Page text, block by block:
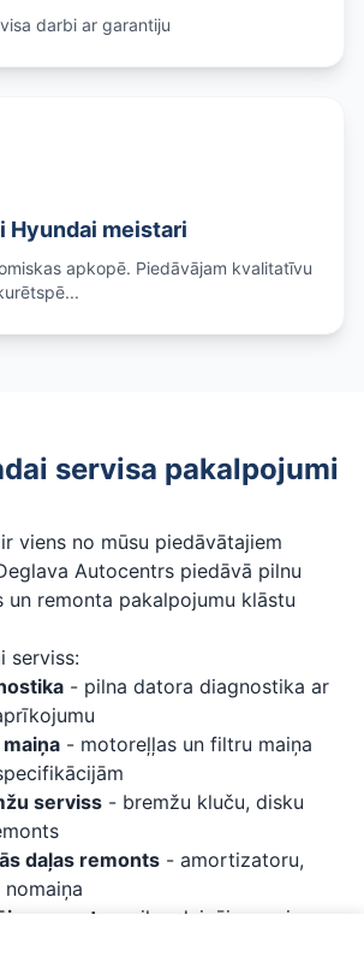
darbi ar garantiju
Hyundai meistari
apkopē. Piedāvājam kvalitatīvu
servisa pakalpojumi
ir viens no mūsu piedāvātajiem
Autocentrs piedāvā pilnu
un remonta pakalpojumu klāstu
serviss:
- pilna datora diagnostika ar
- motoreļļas un filtru maiņa
serviss - bremžu kluču, disku
daļas remonts - amortizatoru,
remonts
- pilns dzinēja serviss un